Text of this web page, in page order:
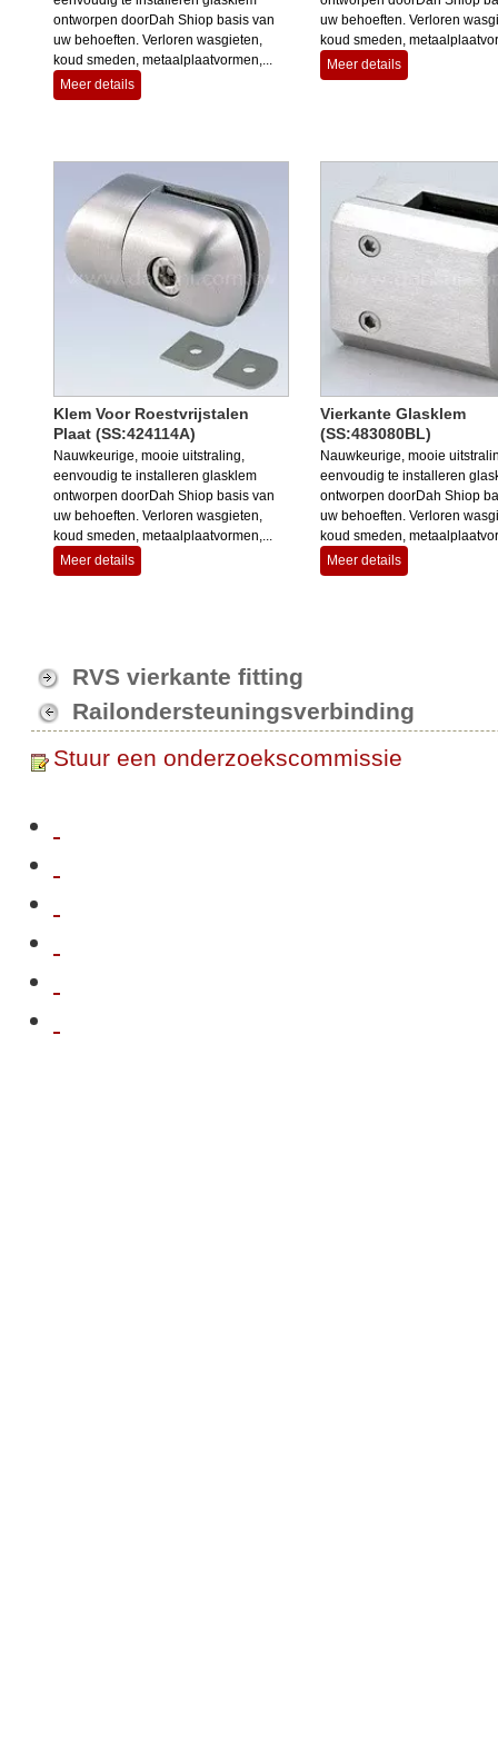
ontworpen doorDah Shiop basis van
uw behoeften. Verloren wasgieten,
koud smeden, metaalplaatvormen,...
Meer details
uw behoeften. Verloren
koud smeden,
Meer details
Klem Voor Roestvrijstalen
Plaat (SS:424114A)
Nauwkeurige, mooie uitstraling,
eenvoudig te installeren glasklem
ontworpen doorDah Shiop basis van
uw behoeften. Verloren wasgieten,
koud smeden, metaalplaatvormen,...
Meer details
Vierkante Glasklem
(SS:483080BL)
Nauwkeurige, mooie
eenvoudig te installeren
ontworpen doorDah Shiop
uw behoeften. Verloren
koud smeden,
Meer details
RVS vierkante fitting
Railondersteuningsverbinding
Stuur een onderzoekscommissie